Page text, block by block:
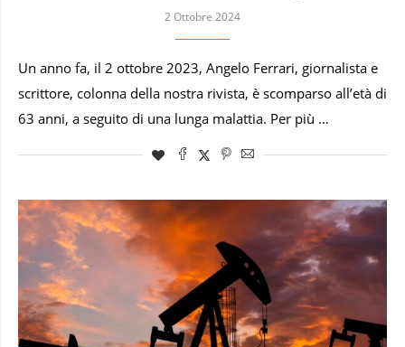
2 Ottobre 2024
Un anno fa, il 2 ottobre 2023, Angelo Ferrari, giornalista e
scrittore, colonna della nostra rivista, è scomparso all’età di
63 anni, a seguito di una lunga malattia. Per più …